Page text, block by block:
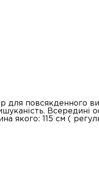
для повсякденного
Всередині
якого: 115 см (